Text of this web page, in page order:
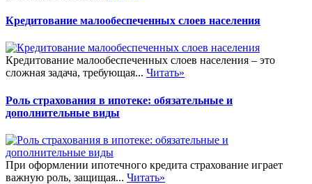
Кредитование малообеспеченных слоев населения
Кредитование малообеспеченных слоев населения – это
сложная задача, требующая... Читать»
Роль страхования в ипотеке: обязательные и
дополнительные виды
При оформлении ипотечного кредита страхование играет
важную роль, защищая... Читать»